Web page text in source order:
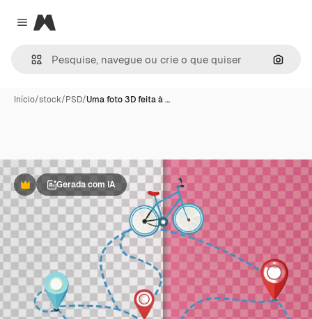
Close menu
Magnific
Início/stock/PSD/Uma foto 3D feita à …
PremiumGerada com IA